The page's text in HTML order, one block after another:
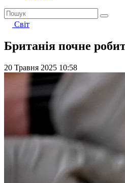
Світ
Британія почне
20 Травня 2025 10:58